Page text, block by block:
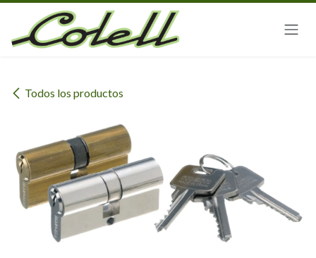
Ir al contenido
Todos los productos